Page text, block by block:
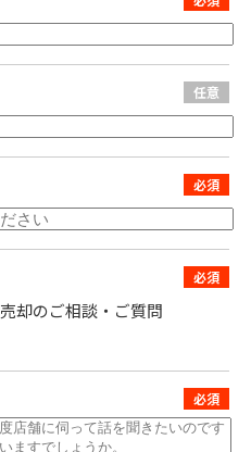
売却のご相談・ご質問